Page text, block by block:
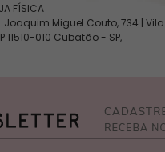
FÍSICA
Joaquim Miguel Couto, 734 |
11510-010 Cubatão - SP,